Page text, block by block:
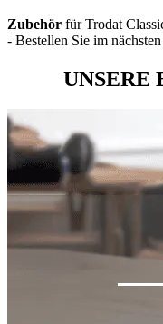
Zubehör für Trodat
- Bestellen Sie im
UNSERE